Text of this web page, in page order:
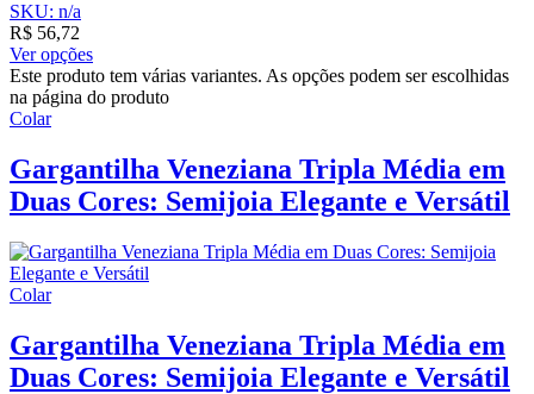
SKU: n/a
R$ 56,72
Ver opções
Este produto tem várias variantes. As opções podem ser escolhidas
na página do produto
Colar
Gargantilha Veneziana Tripla Média em
Duas Cores: Semijoia Elegante e Versátil
Colar
Gargantilha Veneziana Tripla Média em
Duas Cores: Semijoia Elegante e Versátil